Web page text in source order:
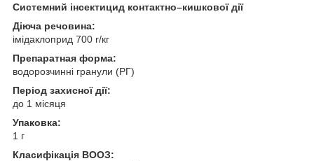
Системний інсектицид контактно–кишкової дії
Діюча речовина:
імідаклоприд 700 г/кг
Препаратная форма:
водорозчинні гранули (РГ)
Період захисної дії:
до 1 місяця
Упаковка:
1 г
Класифікація ВООЗ: